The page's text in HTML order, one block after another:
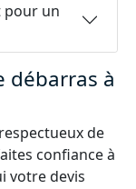
pour un
débarras à
de
confiance à
votre devis